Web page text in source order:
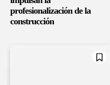
profesionalización de la
construcción